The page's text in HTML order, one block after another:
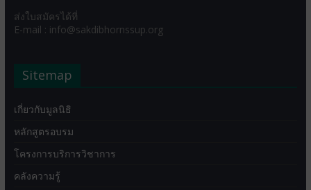
ส่งใบสมัครได้ที่
E-mail : info@sakdibhornssup.org
Sitemap
เกี่ยวกับมูลนิธิ
หลักสูตรอบรม
โครงการบริการวิชาการ
คลังความรู้